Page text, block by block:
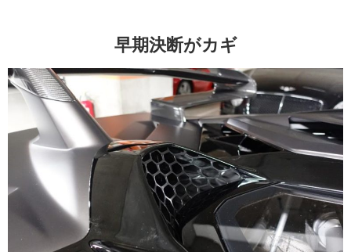
早期決断がカギ